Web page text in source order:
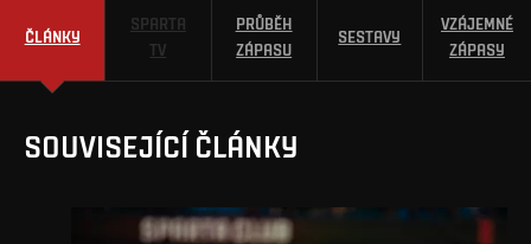
ČLÁNKY
SPARTA
TV
PRŮBĚH
ZÁPASU
SESTAVY
VZÁJEMNÉ
ZÁPASY
SOUVISEJÍCÍ ČLÁNKY